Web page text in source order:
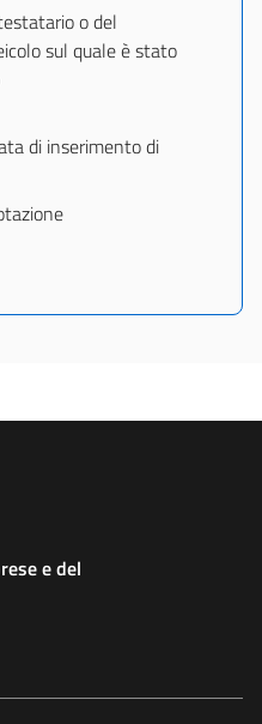
o del
sul quale è stato
di inserimento di
e del